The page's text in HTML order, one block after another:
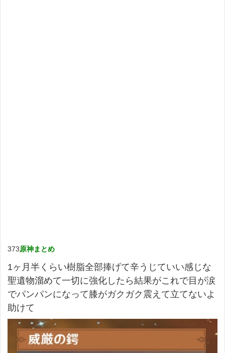
373原神まとめ
1ヶ月半くらい樹脂全部捧げて辛うじていい感じな
聖遺物溜めて一切に強化したら結果がこれで目が涙
でパンパンになって膝がガクガク震えて立てないよ
助けて